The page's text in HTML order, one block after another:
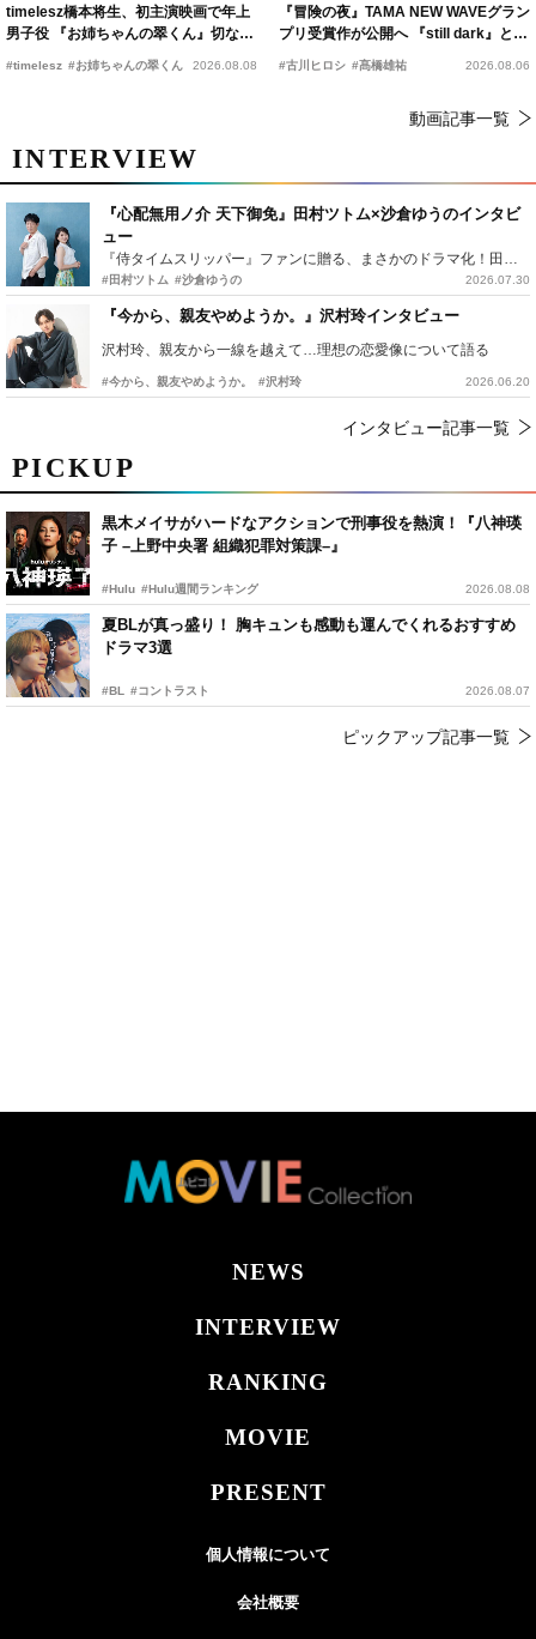
PICKUP
黒木メイサがハードなアクションで刑事役を熱演！『八神瑛
子 –上野中央署 組織犯罪対策課–』
#Hulu #Hulu週間ランキング 2026.08.08
夏BLが真っ盛り！ 胸キュンも感動も運んでくれるおすすめ
ドラマ3選
#BL #コントラスト 2026.08.07
ピックアップ記事一覧
timelesz橋本将生、初主演映画で年上
男子役 『お姉ちゃんの翠くん』切ない
恋の幕開けを予感
#timelesz #お姉ちゃんの翠くん 2026.08.08
『冒険の夜』TAMA NEW WAVEグラン
プリ受賞作が公開へ 『still dark』と同
時上映決定
#古川ヒロシ #髙橋雄祐 2026.08.06
動画記事一覧
INTERVIEW
『心配無用ノ介 天下御免』田村ツトム×沙倉ゆうのインタビ
ュー
『侍タイムスリッパー』ファンに贈る、まさかのドラマ化！田村ツトム×沙倉ゆうのが語る『心配無用ノ介』撮影秘話
#田村ツトム #沙倉ゆうの 2026.07.30
『今から、親友やめようか。』沢村玲インタビュー
沢村玲、親友から一線を越えて…理想の恋愛像について語る
#今から、親友やめようか。 #沢村玲 2026.06.20
インタビュー記事一覧
NEWS
INTERVIEW
RANKING
MOVIE
PRESENT
個人情報について
会社概要